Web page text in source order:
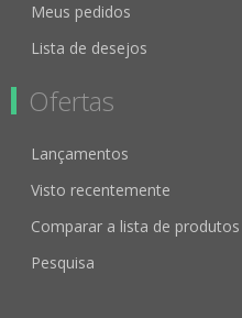
Meus pedidos
Lista de desejos
Ofertas
Lançamentos
Visto recentemente
Comparar a lista de produtos
Pesquisa